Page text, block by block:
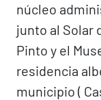
núcleo
junto al Solar
Pinto y el
residencia
municipio (